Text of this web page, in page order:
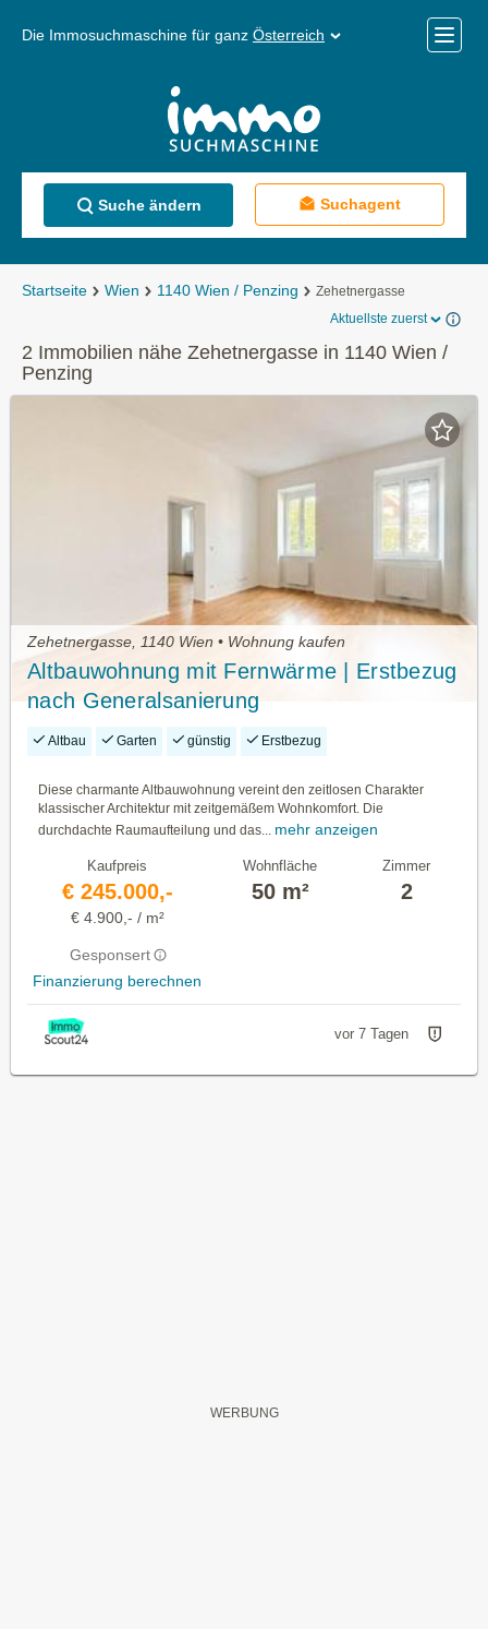
Die Immosuchmaschine für ganz Österreich
Menü
Suche ändern Suchagent
Startseite Wien 1140 Wien / Penzing
Zehetnergasse
Aktuellste zuerst
2 Immobilien nähe Zehetnergasse in 1140 Wien /
Penzing
Zehetnergasse, 1140 Wien • Wohnung kaufen
Altbauwohnung mit Fernwärme | Erstbezug
nach Generalsanierung
Altbau Garten günstig Erstbezug
Diese charmante Altbauwohnung vereint den zeitlosen Charakter
klassischer Architektur mit zeitgemäßem Wohnkomfort. Die
durchdachte Raumaufteilung und das...
mehr anzeigen
Kaufpreis
€ 245.000,-
€ 4.900,- / m²
Gesponsert
Finanzierung berechnen
Wohnfläche
50 m²
Zimmer
2
vor 7 Tagen